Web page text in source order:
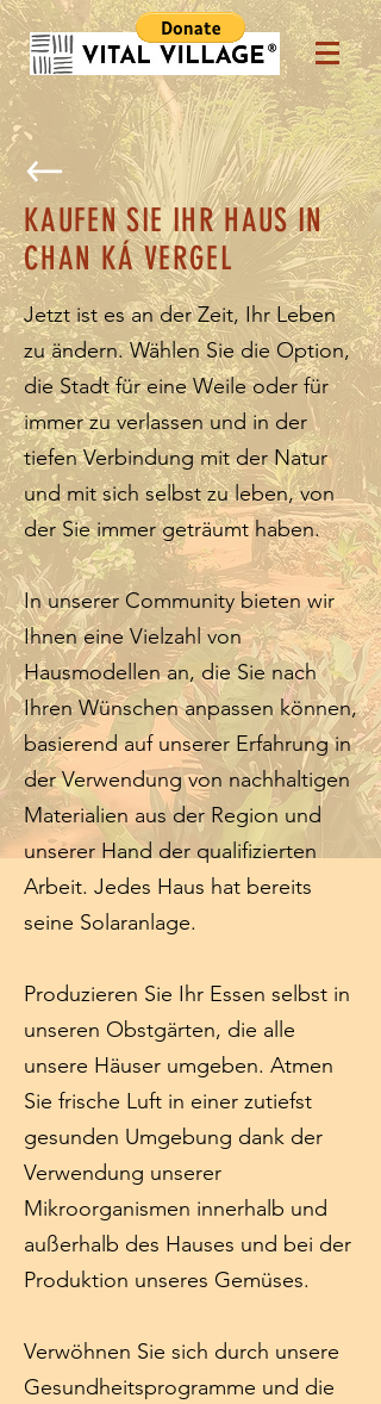
KAUFEN SIE IHR HAUS IN
CHAN KÁ VERGEL
Jetzt ist es an der Zeit, Ihr Leben
zu ändern. Wählen Sie die Option,
die Stadt für eine Weile oder für
immer zu verlassen und in der
tiefen Verbindung mit der Natur
und mit sich selbst zu leben, von
der Sie immer geträumt haben.
In unserer Community bieten wir
Ihnen eine Vielzahl von
Hausmodellen an, die Sie nach
Ihren Wünschen anpassen können,
basierend auf unserer Erfahrung in
der Verwendung von nachhaltigen
Materialien aus der Region und
unserer Hand der qualifizierten
Arbeit. Jedes Haus hat bereits
seine Solaranlage.
Produzieren Sie Ihr Essen selbst in
unseren Obstgärten, die alle
unsere Häuser umgeben. Atmen
Sie frische Luft in einer zutiefst
gesunden Umgebung dank der
Verwendung unserer
Mikroorganismen innerhalb und
außerhalb des Hauses und bei der
Produktion unseres Gemüses.
Verwöhnen Sie sich durch unsere
Gesundheitsprogramme und die